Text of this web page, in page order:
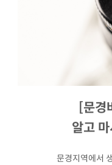
[문
알고
문경지역에서